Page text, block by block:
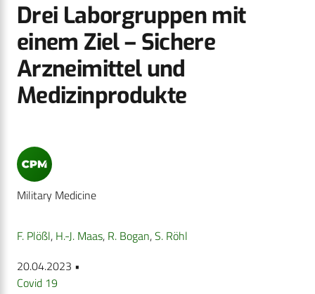
Drei Laborgruppen mit
einem Ziel – Sichere
Arzneimittel und
Medizinprodukte
Military Medicine
F. Plößl, H.-J. Maas, R. Bogan,S. Röhl
20.04.2023 •
Covid 19